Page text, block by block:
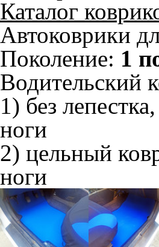
Каталог
Автоковрики
Поколение: 1
Водительский
1) без
ноги
2) цельный
ноги